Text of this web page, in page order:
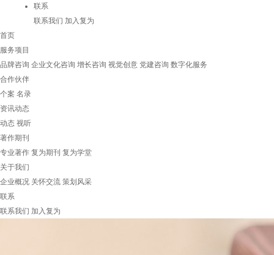
联系
联系我们 加入复为
首页
服务项目
品牌咨询 企业文化咨询 增长咨询 视觉创意 党建咨询 数字化服务
合作伙伴
个案 名录
资讯动态
动态 视听
著作期刊
专业著作 复为期刊 复为学堂
关于我们
企业概况 关怀交流 策划风采
联系
联系我们 加入复为